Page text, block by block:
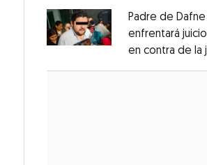
Opens in new window
Padre de
enfrentará
en contra de la